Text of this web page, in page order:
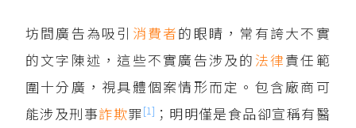
坊間廣告為吸引 消費者的眼睛，常有誇大不實
的文字陳述，這些不實廣告涉及的法律責任範
圍十分廣，視具體個案情形而定。包含廠商可
能涉及刑事詐欺罪[1] ；明明僅是食品卻宣稱有醫